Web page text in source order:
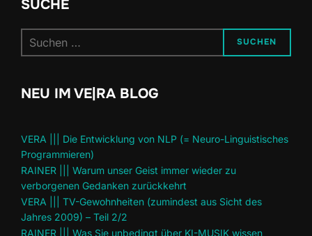
SUCHE
nach:
SUCHEN
NEU IM VE|RA BLOG
VERA ||| Die Entwicklung von NLP (= Neuro-Linguistisches
Programmieren)
RAINER ||| Warum unser Geist immer wieder zu
verborgenen Gedanken zurückkehrt
VERA ||| TV-Gewohnheiten (zumindest aus Sicht des
Jahres 2009) – Teil 2/2
RAINER ||| Was Sie unbedingt über KI-MUSIK wissen